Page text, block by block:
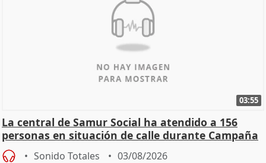
03:55
La central de Samur Social ha atendido a 156
personas en situación de calle durante Campaña
de Calor
Sonido Totales 03/08/2026